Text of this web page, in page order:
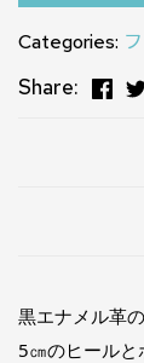
Categories:
Share:
黒エナメル革
5㎝のヒール